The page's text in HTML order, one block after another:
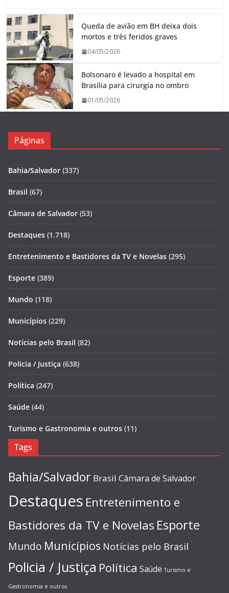
Queda de avião em BH deixa dois
mortos e três feridos graves
04/05/2026
Bolsonaro é levado a hospital em
Brasília para cirurgia no ombro
01/05/2026
Páginas
Bahia/Salvador (337)
Brasil (67)
Câmara de Salvador (53)
Destaques (1.718)
Entretenimento e Bastidores da TV e Novelas (295)
Esporte (389)
Mundo (118)
Municípios (229)
Notícias pelo Brasil (82)
Policia / Justiça (638)
Política (247)
Saúde (44)
Turismo e Gastronomia e outros (11)
Tags
Bahia/Salvador Brasil Câmara de Salvador
Destaques Entretenimento e
Bastidores da TV e Novelas Esporte
Mundo Municípios Notícias pelo Brasil
Policia / Justiça Política Saúde Turismo e
Gastronomia e outros